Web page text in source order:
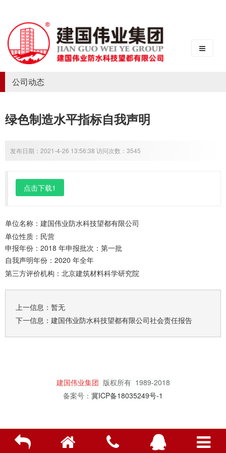
公司动态
绿色制造水平指标自我声明
发布日期：2021-4-26 13:56:38 访问次数：3545
点击下载1
单位名称：建国伟业防水科技望都有限公司
单位性质：民营
申报年份：2018 年申报批次：第一批
自我声明年份：2020 年全年
第三方评价机构：北京建筑材料科学研究院
上一信息：暂无
下一信息： 建国伟业防水科技望都有限公司社会责任报告
建国伟业集团 版权所有 1989-2018
备案号： 冀ICP备18035249号-1